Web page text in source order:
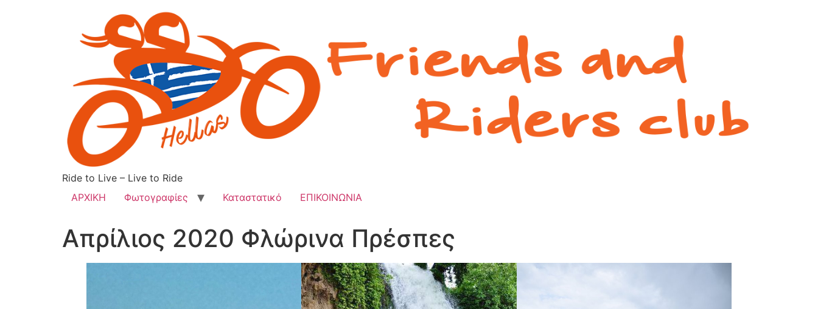
Ride to Live – Live to Ride
ΑΡΧΙΚΗ
Φωτογραφίες Καταστατικό ΕΠΙΚΟΙΝΩΝΙΑ
Απρίλιος 2020 Φλώρινα Πρέσπες